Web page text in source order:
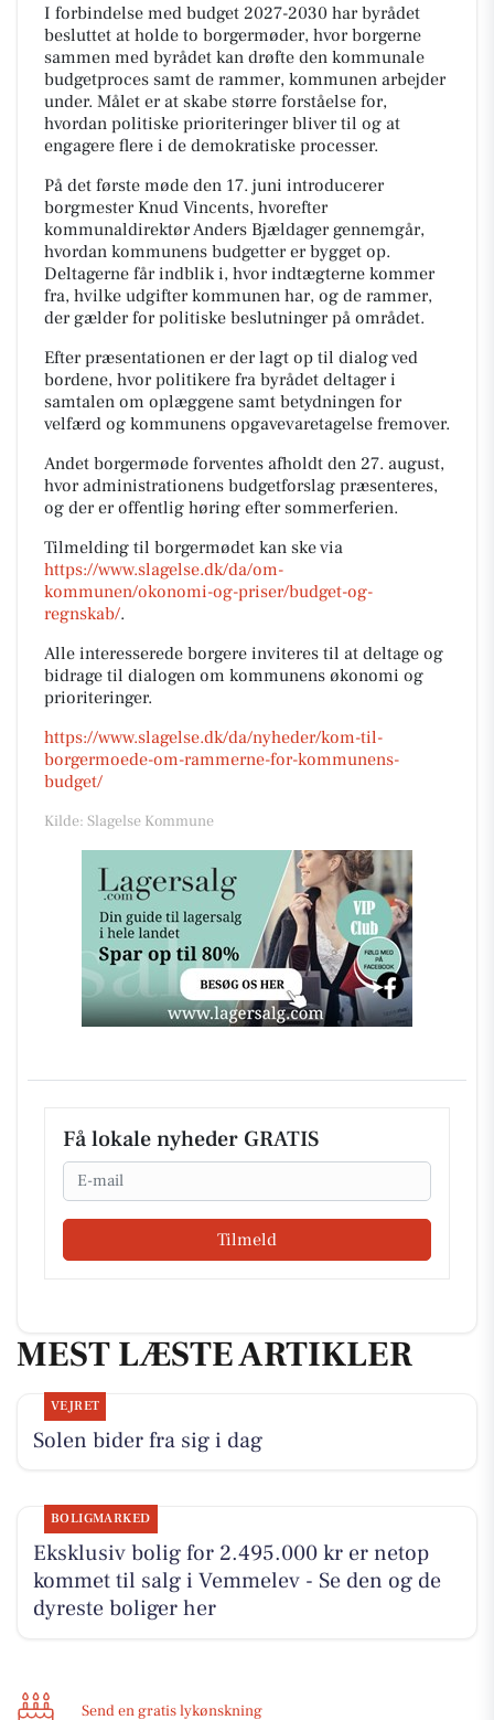
I forbindelse med budget 2027-2030 har byrådet
besluttet at holde to borgermøder, hvor borgerne
sammen med byrådet kan drøfte den kommunale
budgetproces samt de rammer, kommunen arbejder
under. Målet er at skabe større forståelse for,
hvordan politiske prioriteringer bliver til og at
engagere flere i de demokratiske processer.
På det første møde den 17. juni introducerer
borgmester Knud Vincents, hvorefter
kommunaldirektør Anders Bjældager gennemgår,
hvordan kommunens budgetter er bygget op.
Deltagerne får indblik i, hvor indtægterne kommer
fra, hvilke udgifter kommunen har, og de rammer,
der gælder for politiske beslutninger på området.
Efter præsentationen er der lagt op til dialog ved
bordene, hvor politikere fra byrådet deltager i
samtalen om oplæggene samt betydningen for
velfærd og kommunens opgavevaretagelse fremover.
Andet borgermøde forventes afholdt den 27. august,
hvor administrationens budgetforslag præsenteres,
og der er offentlig høring efter sommerferien.
Tilmelding til borgermødet kan ske via
https://www.slagelse.dk/da/om-
kommunen/okonomi-og-priser/budget-og-
regnskab/.
Alle interesserede borgere inviteres til at deltage og
bidrage til dialogen om kommunens økonomi og
prioriteringer.
https://www.slagelse.dk/da/nyheder/kom-til-
borgermoede-om-rammerne-for-kommunens-
budget/
Kilde: Slagelse Kommune
Få lokale nyheder GRATIS
Email
Tilmeld
MEST LÆSTE ARTIKLER
VEJRET
Solen bider fra sig i dag
BOLIGMARKED
Eksklusiv bolig for 2.495.000 kr er netop
kommet til salg i Vemmelev - Se den og de
dyreste boliger her
Send en gratis lykønskning